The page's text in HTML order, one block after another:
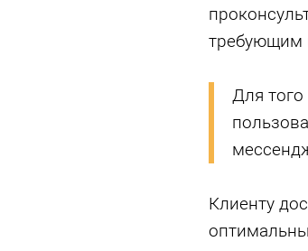
требующим
Для того
Клиенту